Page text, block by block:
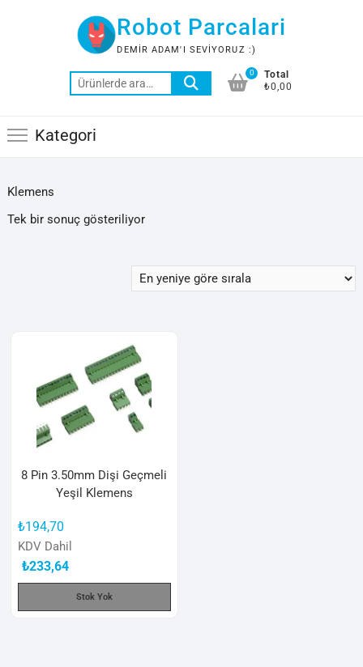
Robot Parcalari
DEMIR ADAM'I SEVIYORUZ :)
Ara:
0
Total
₺0,00
Kategori
Klemens
Tek bir sonuç gösteriliyor
8 Pin 3.50mm Dişi Geçmeli
Yeşil Klemens
₺194,70
KDV Dahil
₺233,64
Stok Yok